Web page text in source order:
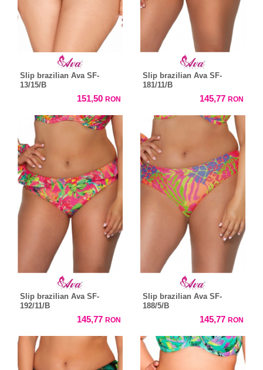
Slip brazilian Ava SF-
13/15/B
151,50 RON
Slip brazilian Ava SF-
181/11/B
145,77 RON
Slip brazilian Ava SF-
192/11/B
145,77 RON
Slip brazilian Ava SF-
188/5/B
145,77 RON